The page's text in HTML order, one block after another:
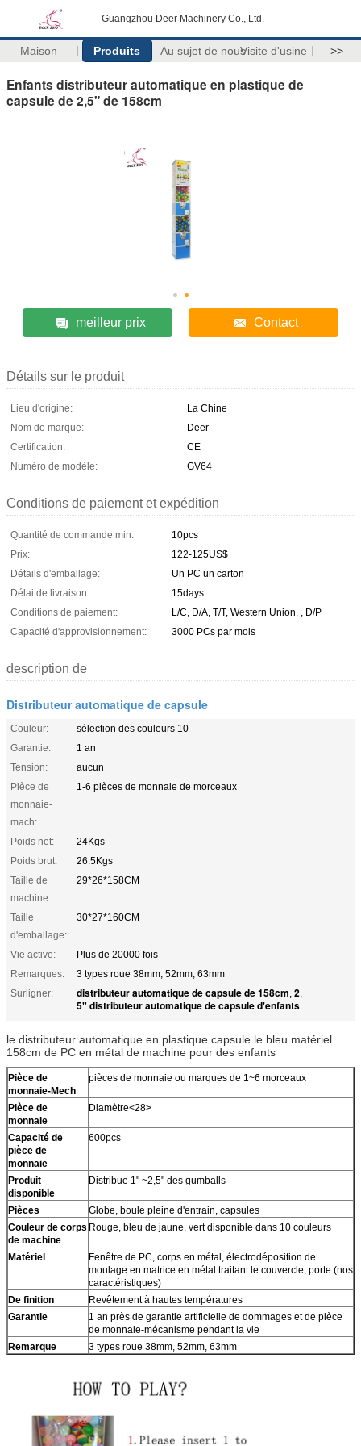
Guangzhou Deer Machinery Co., Ltd.
Maison Produits Au sujet de nousVisite d'usine >>
Enfants distributeur automatique en plastique de
capsule de 2,5" de 158cm
meilleur prix Contact
Détails sur le produit
Lieu d'origine:
La Chine
Nom de marque:
Deer
Certification:
CE
Numéro de modèle:
GV64
Conditions de paiement et expédition
Quantité de commande min:
10pcs
Prix:
122-125US$
Détails d'emballage:
Un PC un carton
Délai de livraison:
15days
Conditions de paiement:
L/C, D/A, T/T, Western Union, , D/P
Capacité d'approvisionnement:
3000 PCs par mois
description de
Distributeur automatique de capsule
Couleur:
sélection des couleurs 10
Garantie:
1 an
Tension:
aucun
Pièce de
monnaie-
mach:
1-6 pièces de monnaie de morceaux
Poids net:
24Kgs
Poids brut:
26.5Kgs
Taille de
machine:
29*26*158CM
Taille
d'emballage:
30*27*160CM
Vie active:
Plus de 20000 fois
Remarques:
3 types roue 38mm, 52mm, 63mm
Surligner:
distributeur automatique de capsule de 158cm, 2,
5" distributeur automatique de capsule d'enfants
le distributeur automatique en plastique capsule le bleu matériel
158cm de PC en métal de machine pour des enfants
Pièce de
monnaie-Mech
pièces de monnaie ou marques de 1~6 morceaux
Pièce de
monnaie
Diamètre<28>
Capacité de
pièce de
monnaie
600pcs
Produit
disponible
Distribue 1" ~2,5" des gumballs
Pièces
Globe, boule pleine d'entrain, capsules
Couleur de corps
de machine
Rouge, bleu de jaune, vert disponible dans 10 couleurs
Matériel
Fenêtre de PC, corps en métal, électrodéposition de
moulage en matrice en métal traitant le couvercle, porte (nos
caractéristiques)
De finition
Revêtement à hautes températures
Garantie
1 an près de garantie artificielle de dommages et de pièce
de monnaie-mécanisme pendant la vie
Remarque
3 types roue 38mm, 52mm, 63mm